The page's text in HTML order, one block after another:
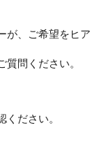
が、ご希望をヒア
問ください。
ださい。